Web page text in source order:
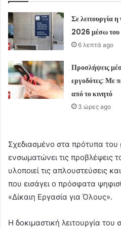
Σε λειτουργία
2026 μέσω
6 λεπτά ago
Προσλήψεις
εργοδότες: Με
από το κινητό
3 ώρες ago
Σχεδιασμένο στα πρότυπα
ενσωματώνει τις προβλέψεις
υλοποιεί τις απλουστεύσεις
που εισάγει ο πρόσφατα
«Δίκαιη Εργασία για Όλους».
Η δοκιμαστική λειτουργία του